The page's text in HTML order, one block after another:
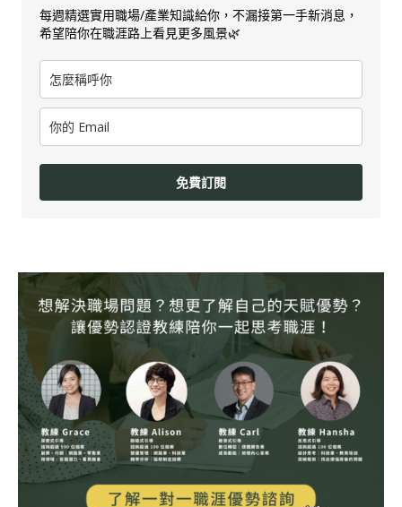
每週精選實用職場/產業知識給你，不漏接第一手新消息，
希望陪你在職涯路上看見更多風景🌿
免費訂閱